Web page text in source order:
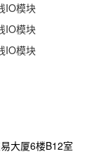
IO模块
IO模块
IO模块
大厦6楼B12室